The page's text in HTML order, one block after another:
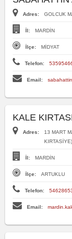
Adres: GOLCUK
İl: MARDİN
İlçe: MİDYAT
Telefon:
Email:
KALE
Adres:
13 MART
KIRTASİYE)
İl: MARDİN
İlçe: ARTUKLU
Telefon:
Email: